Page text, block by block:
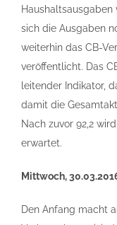
Haushaltsausgaben
sich die Ausgaben
weiterhin das CB-
veröffentlicht. Das
leitender Indikator,
damit die
Nach zuvor 92,2
erwartet.
Mittwoch,
Den Anfang macht